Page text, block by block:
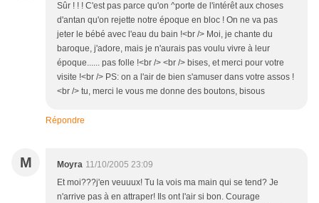
Sûr ! ! ! C'est pas parce qu'on ^porte de l'intérêt aux choses
d'antan qu'on rejette notre époque en bloc ! On ne va pas
jeter le bébé avec l'eau du bain !<br /> Moi, je chante du
baroque, j'adore, mais je n'aurais pas voulu vivre à leur
époque...... pas folle !<br /> <br /> bises, et merci pour votre
visite !<br /> PS: on a l'air de bien s'amuser dans votre assos !
<br /> tu, merci le vous me donne des boutons, bisous
Répondre
M Moyra 11/10/2005 23:09
Et moi???j'en veuuux! Tu la vois ma main qui se tend? Je
n'arrive pas à en attraper! Ils ont l'air si bon. Courage